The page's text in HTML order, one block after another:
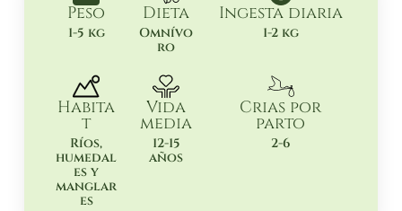
Peso
1-5 kg
Dieta
Omnívo
ro
Ingesta diaria
1-2 kg
Habita
t
Ríos,
humedal
es y
manglar
es
Vida
media
12-15
años
Crias por
parto
2-6